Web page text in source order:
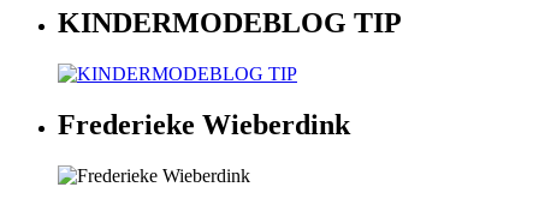
KINDERMODEBLOG TIP
Frederieke Wieberdink